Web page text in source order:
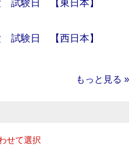
試験日 【東日本】
試験日 【西日本】
もっと見る »
せて選択